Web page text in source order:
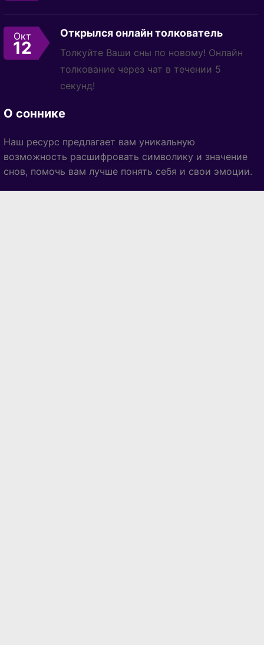
Окт
12
Открылся онлайн толкователь
Толкуйте Ваши сны по новому! Онлайн
толкование через чат в течении 5
секунд!
О соннике
Наш ресурс предлагает вам уникальную
возможность расшифровать символику и значение
снов, помочь вам лучше понять себя и свои эмоции.